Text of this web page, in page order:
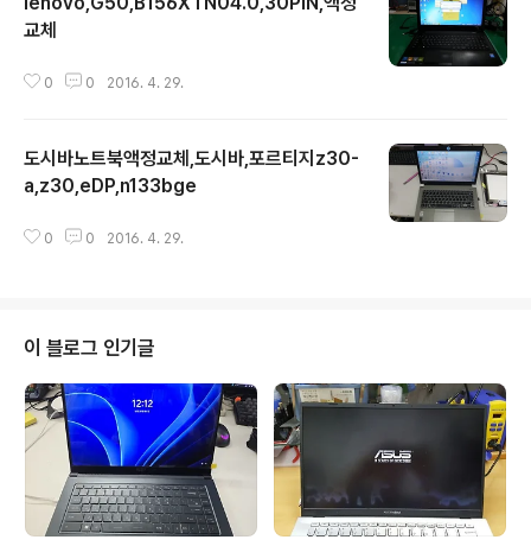
교체
0 0 2016. 4. 29.
도시바노트북액정교체,도시바,포르티지z30-
a,z30,eDP,n133bge
0 0 2016. 4. 29.
이 블로그 인기글